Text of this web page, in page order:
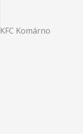
KFC Komárno